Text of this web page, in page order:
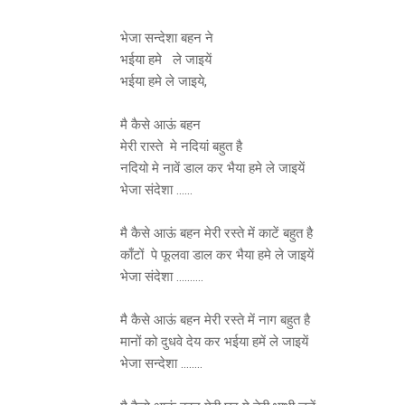
भेजा सन्देशा बहन ने
भईया हमे ले जाइयें
भईया हमे ले जाइये,
मै कैसे आऊं बहन
मेरी रास्ते मे नदियां बहुत है
नदियो मे नावें डाल कर भैया हमे ले जाइयें
भेजा संदेशा ......
मै कैसे आऊं बहन मेरी रस्ते में काटें बहुत है
काँटों पे फूलवा डाल कर भैया हमे ले जाइयें
भेजा संदेशा ..........
मै कैसे आऊं बहन मेरी रस्ते में नाग बहुत है
मानों को दुधवे देय कर भईया हमें ले जाइयें
भेजा सन्देशा ........